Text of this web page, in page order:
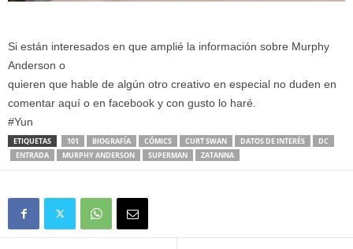
Si están interesados en que amplié la información sobre Murphy
Anderson o
quieren que hable de algún otro creativo en especial no duden en
comentar aquí o en facebook y con gusto lo haré.
#Yun
ETIQUETAS 101 BIOGRAFÍA CÓMICS CURT SWAN DATOS DE INTERÉS
DC
ENTRADA
MURPHY ANDERSON SUPERMAN ZATANNA